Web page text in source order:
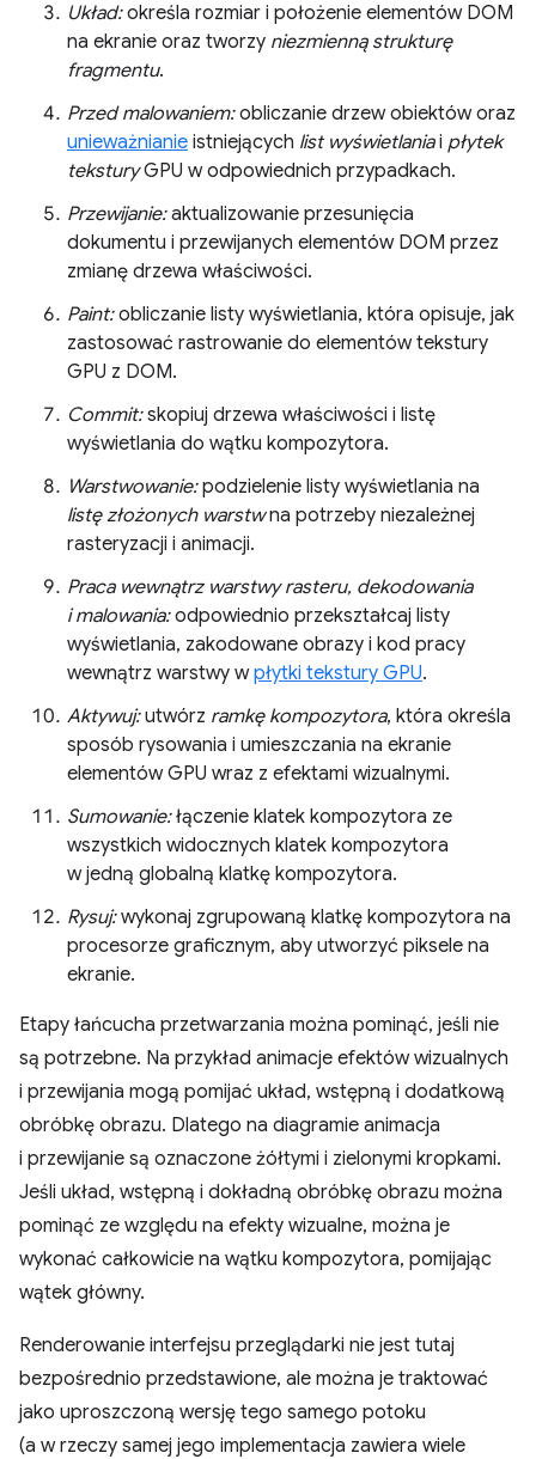
Układ:określa rozmiar i położenie elementów DOM
na ekranie oraz tworzy niezmienną strukturę
fragmentu.
Przed malowaniem:obliczanie drzew obiektów oraz
unieważnianie istniejących list wyświetlaniai płytek
teksturyGPU w odpowiednich przypadkach.
Przewijanie:aktualizowanie przesunięcia
dokumentu i przewijanych elementów DOM przez
zmianę drzewa właściwości.
Paint:obliczanie listy wyświetlania, która opisuje, jak
zastosować rastrowanie do elementów tekstury
GPU z DOM.
Commit:skopiuj drzewa właściwości i listę
wyświetlania do wątku kompozytora.
Warstwowanie:podzielenie listy wyświetlania na
listę złożonych warstwna potrzeby niezależnej
rasteryzacji i animacji.
Praca wewnątrz warstwy rasteru, dekodowania
i malowania:odpowiednio przekształcaj listy
wyświetlania, zakodowane obrazy i kod pracy
wewnątrz warstwy wpłytki tekstury GPU.
Aktywuj:utwórz ramkę kompozytora, która określa
sposób rysowania i umieszczania na ekranie
elementów GPU wraz z efektami wizualnymi.
Sumowanie:łączenie klatek kompozytora ze
wszystkich widocznych klatek kompozytora
w jedną globalną klatkę kompozytora.
Rysuj:wykonaj zgrupowaną klatkę kompozytora na
procesorze graficznym, aby utworzyć piksele na
ekranie.
Etapy łańcucha przetwarzania można pominąć, jeśli nie
są potrzebne. Na przykład animacje efektów wizualnych
i przewijania mogą pomijać układ, wstępną i dodatkową
obróbkę obrazu. Dlatego na diagramie animacja
i przewijanie są oznaczone żółtymi i zielonymi kropkami.
Jeśli układ, wstępną i dokładną obróbkę obrazu można
pominąć ze względu na efekty wizualne, można je
wykonać całkowicie na wątku kompozytora, pomijając
wątek główny.
Renderowanie interfejsu przeglądarki nie jest tutaj
bezpośrednio przedstawione, ale można je traktować
jako uproszczoną wersję tego samego potoku
(a w rzeczy samej jego implementacja zawiera wiele